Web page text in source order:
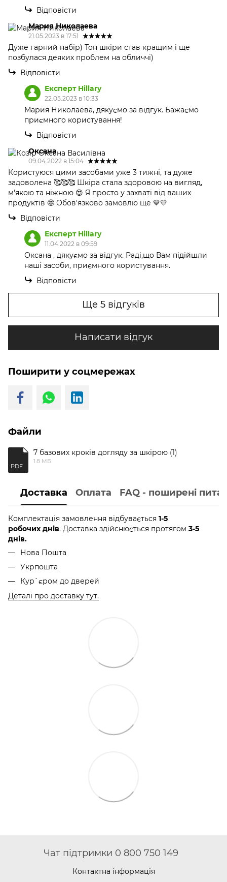
Відповісти
Мария Николаева
21.05.2023 в 17:51
Дуже гарний набір) Тон шкіри став кращим і ще
позбулася деяких проблем на обличчі)
Відповісти
Експерт Hillary
22.05.2023 в 10:33
Мария Николаева, дякуємо за відгук. Бажаємо
приємного користування!
Відповісти
Оксана
09.04.2022 в 15:04
Користуюся цими засобами уже 3 тижні, та дуже
задоволена 🥰🥰🥰 Шкіра стала здоровою на вигляд,
м'якою та ніжною 😍 Я просто у захваті від ваших
продуктів 🤩 Обов'язково замовлю ще 💙💛
Відповісти
Експерт Hillary
11.04.2022 в 09:59
Оксана , дякуємо за відгук. Раді,що Вам підійшли
наші засоби, приємного користування.
Відповісти
Ще 5 відгуків
Написати відгук
Поширити у соцмережах
Файли
PDF
7 базових кроків догляду за шкірою (1)
1.8 МБ
Доставка Оплата FAQ - поширені
Комплектація замовлення відбувається 1-5
робочих днів. Доставка здійснюється протягом 3-5
днів.
Нова Пошта
Укрпошта
Кур`єром до дверей
Деталі про доставку тут.
Чат підтримки 0 800 750 149
Контактна інформація